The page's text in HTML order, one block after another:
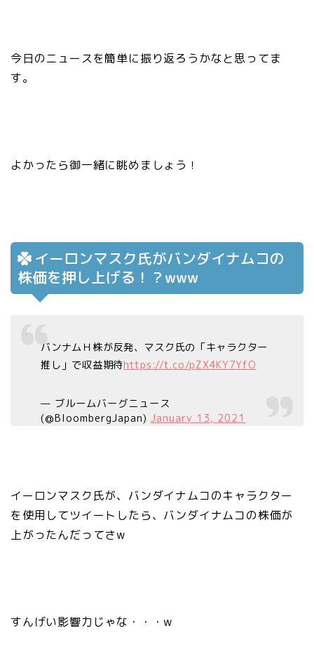
今日のニュースを簡単に振り返ろうかなと思ってま
す。
よかったら御一緒に眺めましょう！
イーロンマスク氏がバンダイナムコの
株価を押し上げる！？www
バンナムＨ株が反発、マスク氏の「キャラクター
推し」で収益期待https://t.co/pZX4KY7YfO
— ブルームバーグニュース
(@BloombergJapan)January 13, 2021
イーロンマスク氏が、バンダイナムコのキャラクター
を使用してツイートしたら、バンダイナムコの株価が
上がったんだってさw
すんげい影響力じゃな・・・w